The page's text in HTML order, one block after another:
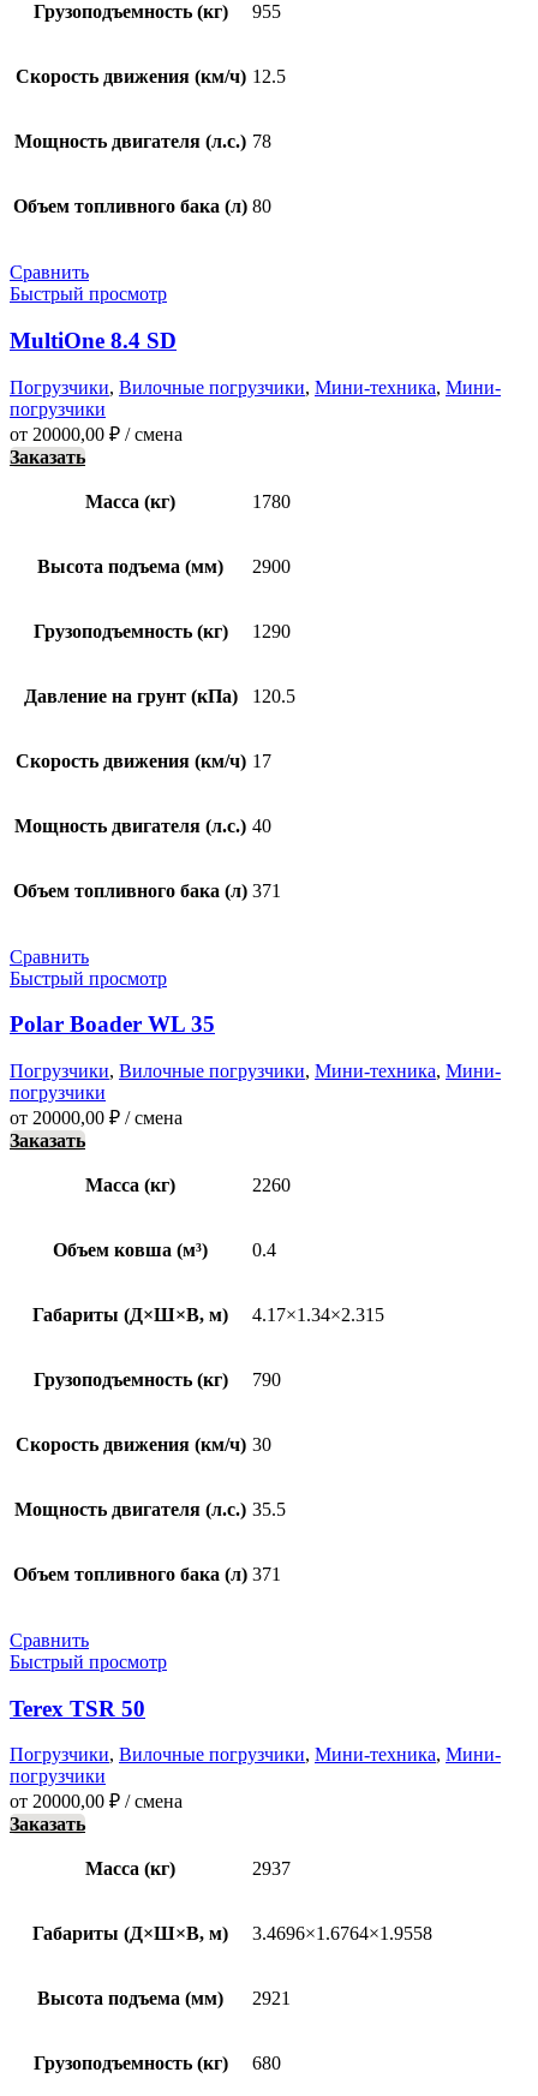
Грузоподъемность (кг) 955
Скорость движения (км/ч) 12.5
Мощность двигателя (л.с.) 78
Объем топливного бака (л) 80
Сравнить
Быстрый просмотр
MultiOne 8.4 SD
Погрузчики, Вилочные погрузчики, Мини-техника, Мини-
погрузчики
от 20000,00 ₽ / смена
Заказать
Масса (кг) 1780
Высота подъема (мм) 2900
Грузоподъемность (кг) 1290
Давление на грунт (кПа) 120.5
Скорость движения (км/ч) 17
Мощность двигателя (л.с.) 40
Объем топливного бака (л) 371
Сравнить
Быстрый просмотр
Polar Boader WL 35
Погрузчики, Вилочные погрузчики, Мини-техника, Мини-
погрузчики
от 20000,00 ₽ / смена
Заказать
Масса (кг) 2260
Объем ковша (м³) 0.4
Габариты (Д×Ш×В, м) 4.17×1.34×2.315
Грузоподъемность (кг) 790
Скорость движения (км/ч) 30
Мощность двигателя (л.с.) 35.5
Объем топливного бака (л) 371
Сравнить
Быстрый просмотр
Terex TSR 50
Погрузчики, Вилочные погрузчики, Мини-техника, Мини-
погрузчики
от 20000,00 ₽ / смена
Заказать
Масса (кг) 2937
Габариты (Д×Ш×В, м) 3.4696×1.6764×1.9558
Высота подъема (мм) 2921
Грузоподъемность (кг) 680